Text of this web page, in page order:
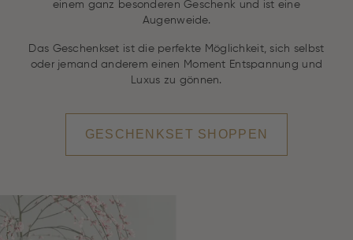
einem ganz besonderen Geschenk und ist eine
Augenweide.
Das Geschenkset ist die perfekte Möglichkeit, sich selbst
oder jemand anderem einen Moment Entspannung und
Luxus zu gönnen.
GESCHENKSET SHOPPEN